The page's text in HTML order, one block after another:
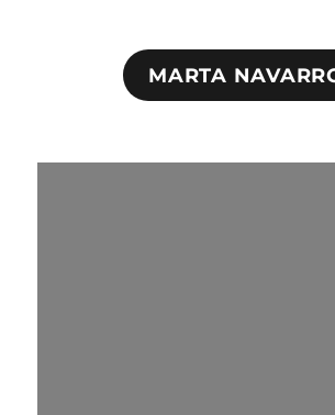
MARTA